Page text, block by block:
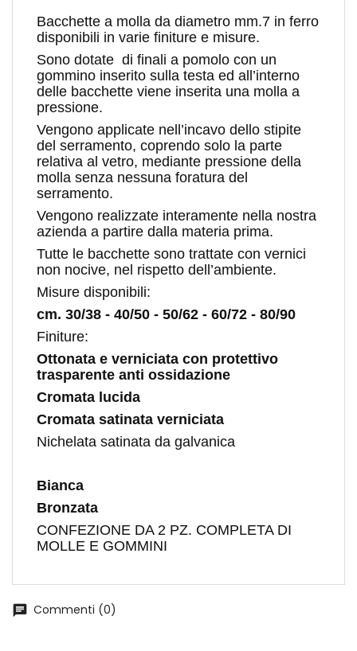
Bacchette a molla da diametro mm.7 in ferro
disponibili in varie finiture e misure.
Sono dotate di finali a pomolo con un
gommino inserito sulla testa ed all’interno
delle bacchette viene inserita una molla a
pressione.
Vengono applicate nell’incavo dello stipite
del serramento, coprendo solo la parte
relativa al vetro, mediante pressione della
molla senza nessuna foratura del
serramento.
Vengono realizzate interamente nella nostra
azienda a partire dalla materia prima.
Tutte le bacchette sono trattate con vernici
non nocive, nel rispetto dell’ambiente.
Misure disponibili:
cm. 30/38 - 40/50 - 50/62 - 60/72 - 80/90
Finiture:
Ottonata e verniciata con protettivo
trasparente anti ossidazione
Cromata lucida
Cromata satinata verniciata
Nichelata satinata da galvanica
Bianca
Bronzata
CONFEZIONE DA 2 PZ. COMPLETA DI
MOLLE E GOMMINI
chat Commenti (0)